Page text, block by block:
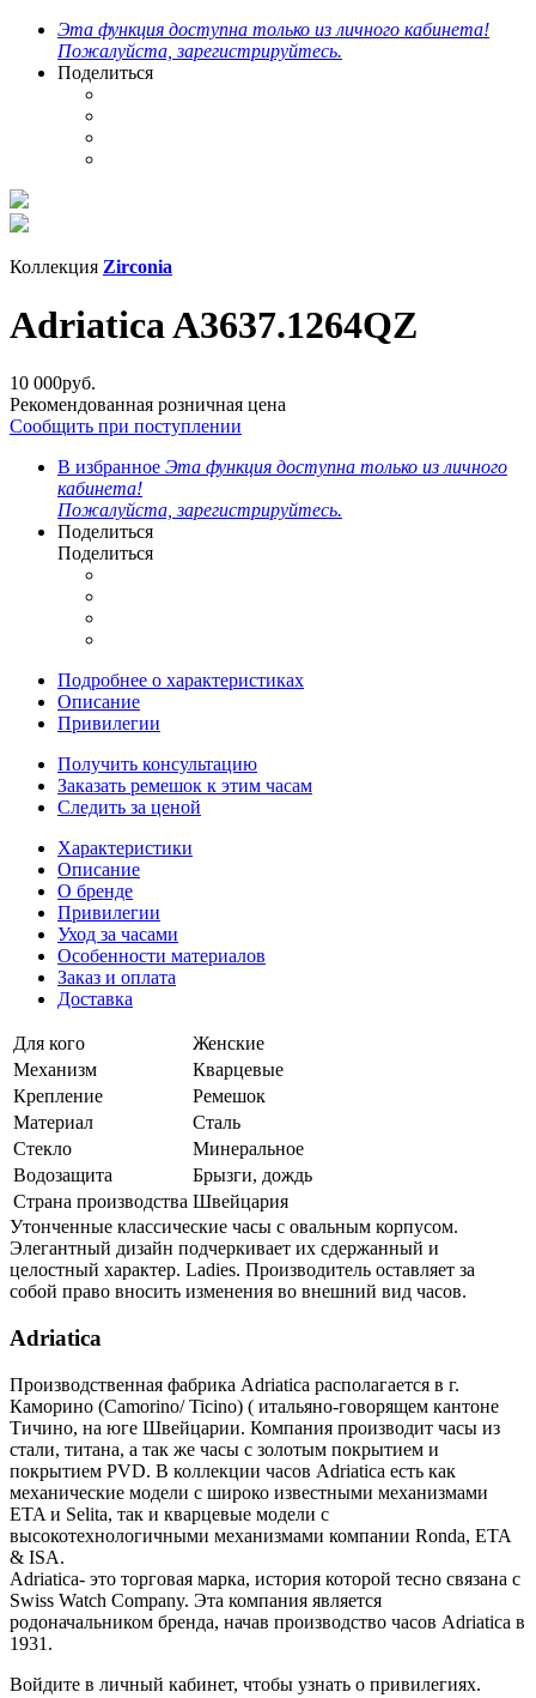
Эта функция доступна только из личного кабинета!
Пожалуйста, зарегистрируйтесь.
Поделиться
Коллекция Zirconia
Adriatica A3637.1264QZ
10 000руб.
Рекомендованная розничная цена
Сообщить при поступлении
В избранное Эта функция доступна только из личного
кабинета!
Пожалуйста, зарегистрируйтесь.
Поделиться
Поделиться
Подробнее о характеристиках
Описание
Привилегии
Получить консультацию
Заказать ремешок к этим часам
Следить за ценой
Характеристики
Описание
О бренде
Привилегии
Уход за часами
Особенности материалов
Заказ и оплата
Доставка
Для кого
Женские
Механизм
Кварцевые
Крепление
Ремешок
Материал
Сталь
Стекло
Минеральное
Водозащита
Брызги, дождь
Страна производства Швейцария
Утонченные классические часы с овальным корпусом.
Элегантный дизайн подчеркивает их сдержанный и
целостный характер. Ladies. Производитель оставляет за
собой право вносить изменения во внешний вид часов.
Adriatica
Производственная фабрика Adriatica располагается в г.
Каморино (Camorino/ Ticino) ( итальяно-говорящем кантоне
Тичино, на юге Швейцарии. Компания производит часы из
стали, титана, а так же часы с золотым покрытием и
покрытием PVD. В коллекции часов Adriatica есть как
механические модели с широко известными механизмами
ETA и Selita, так и кварцевые модели с
высокотехнологичными механизмами компании Ronda, ETA
& ISA.
Adriatica- это торговая марка, история которой тесно связана с
Swiss Watch Company. Эта компания является
родоначальником бренда, начав производство часов Adriatica в
1931.
Войдите в личный кабинет, чтобы узнать о привилегиях.